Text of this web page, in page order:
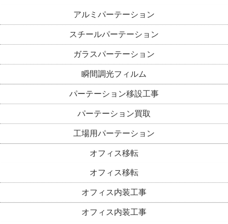
アルミパーテーション
スチールパーテーション
ガラスパーテーション
瞬間調光フィルム
パーテーション移設工事
パーテーション買取
工場用パーテーション
オフィス移転
オフィス移転
オフィス内装工事
オフィス内装工事